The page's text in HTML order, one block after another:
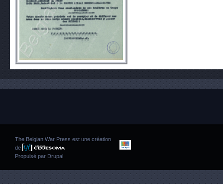
The Belgian War Press est une création
de
Propulsé par Drupal